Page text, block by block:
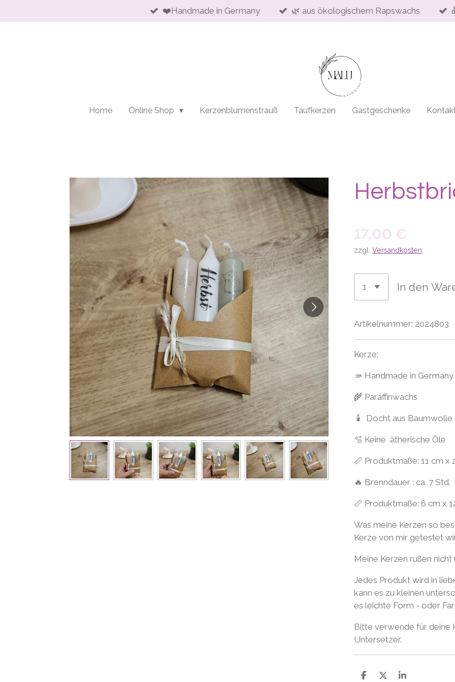
Hauptinhalt
❤️Handmade in Germany 🌿 aus ökologischem Rapswachs
Home Online Shop Kerzenblumenstrauß Taufkerzen Gastgeschenke
17,00 €
zzgl. Versandkosten
In den
Artikelnummer: 2024803
Kerze:
🫴 Handmade in Germany
🌾 Paraffinwachs
🕯 Docht aus Baumwolle
🫧 Keine ätherische Öle
📏 Produktmaße: 11 cm x
🔥 Brenndauer : ca. 7 Std.
📏 Produktmaße: 6 cm x
Was meine Kerzen so
Kerze von mir getestet
Meine Kerzen rußen
Jedes Produkt wird in
kann es zu kleinen
es leichte Form - oder
Bitte verwende für deine
Untersetzer.
T T T